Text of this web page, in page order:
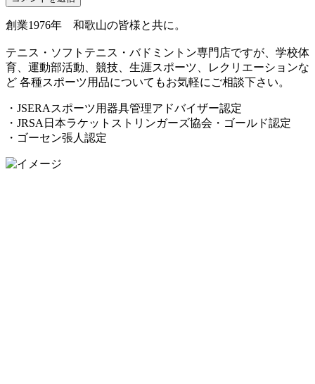
創業1976年 和歌山の皆様と共に。
テニス・ソフトテニス・バドミントン専門店ですが、学校体
育、運動部活動、競技、生涯スポーツ、レクリエーションな
ど 各種スポーツ用品についてもお気軽にご相談下さい。
・JSERAスポーツ用器具管理アドバイザー認定
・JRSA日本ラケットストリンガーズ協会・ゴールド認定
・ゴーセン張人認定